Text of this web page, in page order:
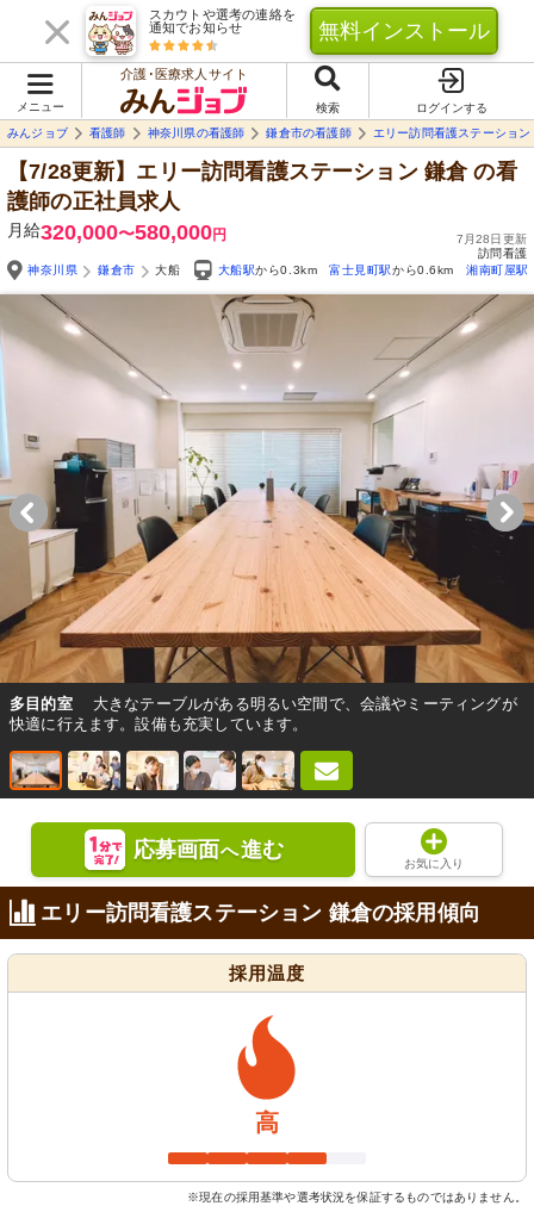
スカウトや選考の連絡を
通知でお知らせ
無料インストール
メニュー
介護･医療求人サイト
検索
ログインする
みんジョブ
看護師 神奈川県の看護師 鎌倉市の看護師 エリー訪問看護ステーション
【7/28更新】エリー訪問看護ステーション 鎌倉の看
護師の正社員求人
月給320,000〜580,000円
7月28日更新
訪問看護
神奈川県
鎌倉市 大船 大船駅から0.3km 富士見町駅から0.6km 湘南町屋駅
多目的室
大きなテーブルがある明るい空間で、会議やミーティングが
快適に行えます。設備も充実しています。
応募画面へ進む
お気に入り
エリー訪問看護ステーション 鎌倉の採用傾向
採用温度
高
※現在の採用基準や選考状況を保証するものではありません。